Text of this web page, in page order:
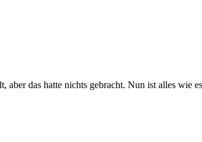
aber das hatte nichts gebracht. Nun ist alles